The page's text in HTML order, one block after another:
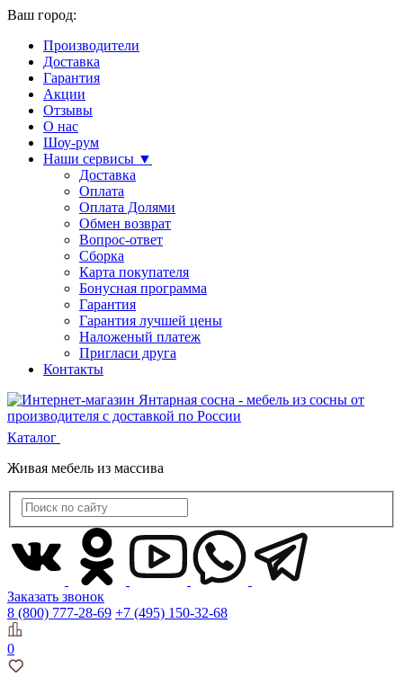
Ваш город:
Производители
Доставка
Гарантия
Акции
Отзывы
О нас
Шоу-рум
Наши сервисы ▼
Доставка
Оплата
Оплата Долями
Обмен возврат
Вопрос-ответ
Сборка
Карта покупателя
Бонусная программа
Гарантия
Гарантия лучшей цены
Наложеный платеж
Пригласи друга
Контакты
Каталог
Живая мебель из массива
Заказать звонок
8 (800) 777-28-69 +7 (495) 150-32-68
0